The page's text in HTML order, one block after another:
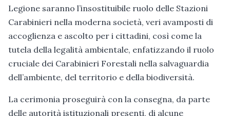
Legione saranno l’insostituibile ruolo delle Stazioni
Carabinieri nella moderna società, veri avamposti di
accoglienza e ascolto per i cittadini, così come la
tutela della legalità ambientale, enfatizzando il ruolo
cruciale dei Carabinieri Forestali nella salvaguardia
dell’ambiente, del territorio e della biodiversità.
La cerimonia proseguirà con la consegna, da parte
delle autorità istituzionali presenti, di alcune